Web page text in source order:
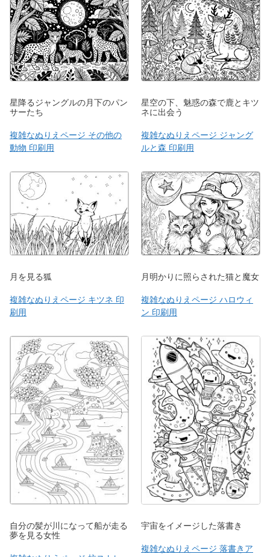
星降るジャングルの月下のパン
サーたち
複雑なぬりえページ その他の
動物 印刷用
星空の下、魅惑の森で鹿とキツ
ネに出会う
複雑なぬりえページ ジャング
ルと森 印刷用
月を見る狐
複雑なぬりえページ キツネ 印
刷用
月明かりに照らされた猫と魔女
複雑なぬりえページ ハロウィ
ン 印刷用
自分の髪が川になって船が走る
夢を見る女性
宇宙をイメージした落書き
複雑なぬりえページ 落書きア